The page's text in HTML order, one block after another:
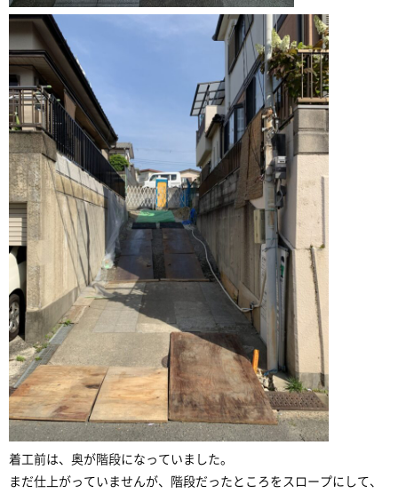
着工前は、奥が階段になっていました。
まだ仕上がっていませんが、階段だったところをスロープにして、